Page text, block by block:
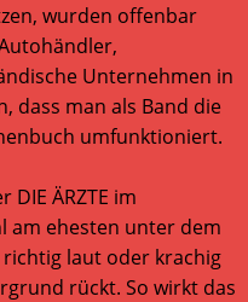
wurden offenbar
Unternehmen in
dass man als Band die
umfunktioniert.
ÄRZTE im
am ehesten unter dem
richtig laut oder krachig
rückt. So wirkt das